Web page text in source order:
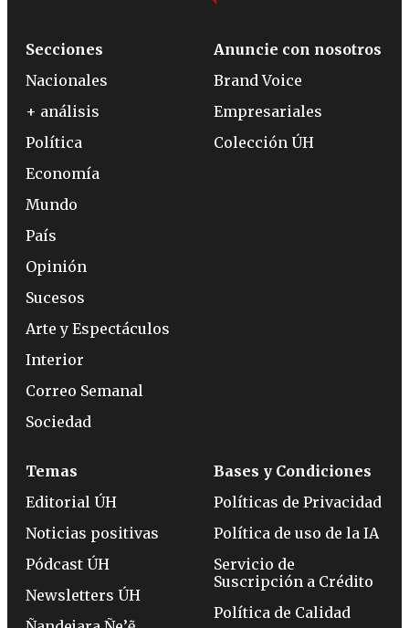
Secciones
Nacionales
+ análisis
Política
Economía
Mundo
País
Opinión
Sucesos
Arte y Espectáculos
Interior
Correo Semanal
Sociedad
Anuncie con nosotros
Brand Voice
Empresariales
Colección ÚH
Temas
Editorial ÚH
Noticias positivas
Pódcast ÚH
Newsletters ÚH
Bases y Condiciones
Políticas de Privacidad
Política de uso de la IA
Servicio de
Suscripción a Crédito
Política de Calidad